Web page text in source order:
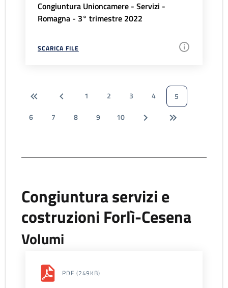
Congiuntura Unioncamere - Servizi -
Romagna - 3° trimestre 2022
SCARICA FILE
1 2 3 4
5
6
7 8 9 10
Congiuntura servizi e
costruzioni Forlì-Cesena
Volumi
PDF (249KB)